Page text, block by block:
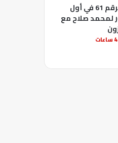
سر الرقم 61 في أول
لمحمد صلاح مع